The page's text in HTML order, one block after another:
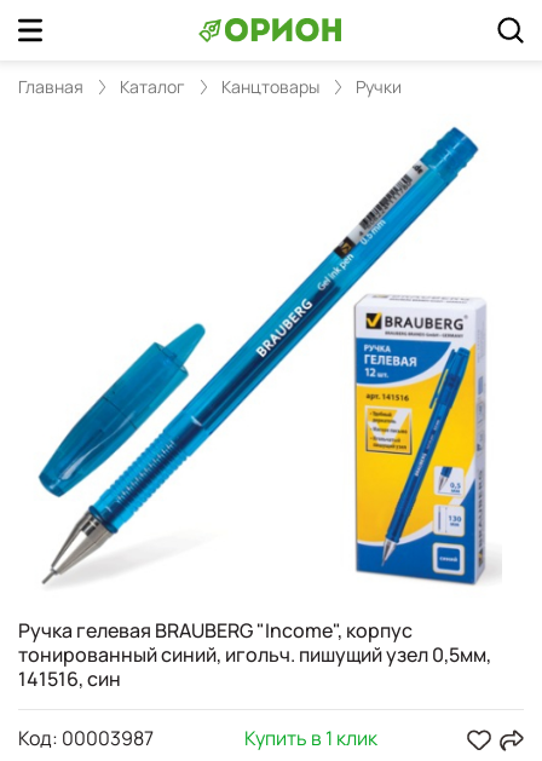
Главная Каталог Канцтовары Ручки
Ручка гелевая BRAUBERG "Income", корпус
тонированный синий, игольч. пишущий узел 0,5мм,
141516, син
Код: 00003987 Купить в 1 клик